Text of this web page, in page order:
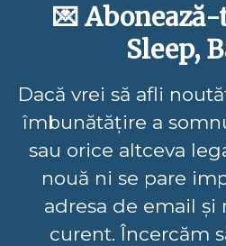
💌
Sleep,
Dacă vrei să afli
îmbunătățire a
sau orice altceva
nouă ni se pare
adresa de email
curent. Încercăm